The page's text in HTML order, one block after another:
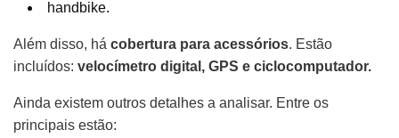
handbike.
Além disso, há cobertura para acessórios. Estão
incluídos: velocímetro digital, GPS e ciclocomputador.
Ainda existem outros detalhes a analisar. Entre os
principais estão: